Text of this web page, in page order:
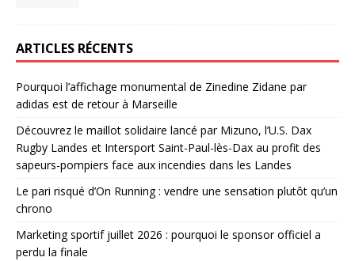
ARTICLES RÉCENTS
Pourquoi l’affichage monumental de Zinedine Zidane par
adidas est de retour à Marseille
Découvrez le maillot solidaire lancé par Mizuno, l’U.S. Dax
Rugby Landes et Intersport Saint-Paul-lès-Dax au profit des
sapeurs-pompiers face aux incendies dans les Landes
Le pari risqué d’On Running : vendre une sensation plutôt qu’un
chrono
Marketing sportif juillet 2026 : pourquoi le sponsor officiel a
perdu la finale